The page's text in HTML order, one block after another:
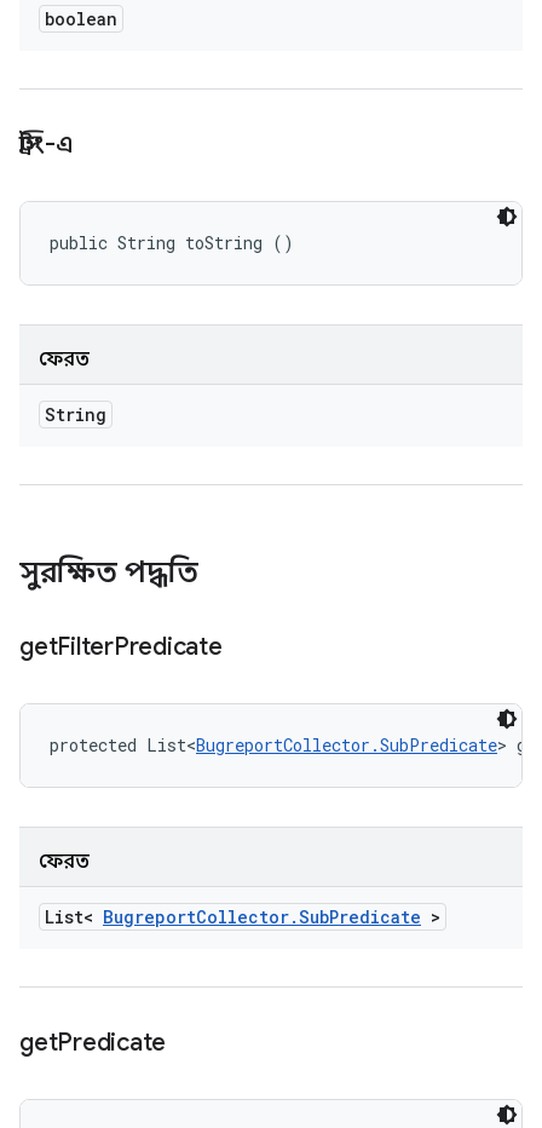
boolean
স্ট্রিং-এ
public String toString ()
ফেরত
String
সুরক্ষিত পদ্ধতি
getFilterPredicate
protected List<BugreportCollector.SubPredicate>
ফেরত
List< BugreportCollector.SubPredicate >
getPredicate